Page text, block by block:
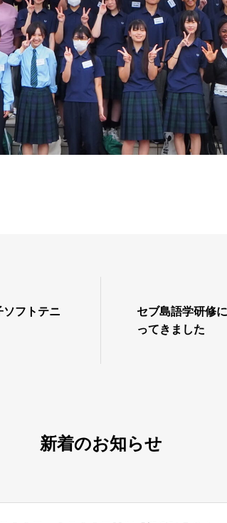
フトテニ
セブ島語学研修
ってきました
新着のお知らせ